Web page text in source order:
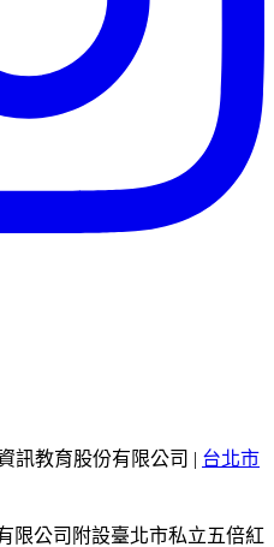
訊教育股份有限公司 | 台北市
限公司附設臺北市私立五倍紅